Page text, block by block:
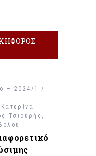
– 2024/1 /
Κατερίνα
Τσιουρής